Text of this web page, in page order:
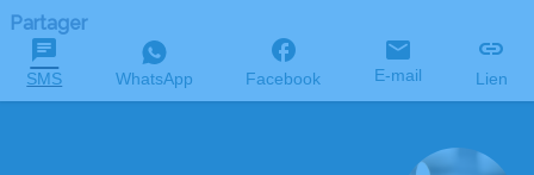
Partager
SMS WhatsApp Facebook E-mail Lien